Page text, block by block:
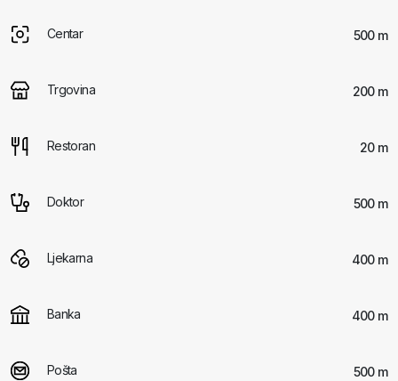
Centar 500 m
Trgovina 200 m
Restoran 20 m
Doktor 500 m
Ljekarna 400 m
Banka 400 m
Pošta 500 m